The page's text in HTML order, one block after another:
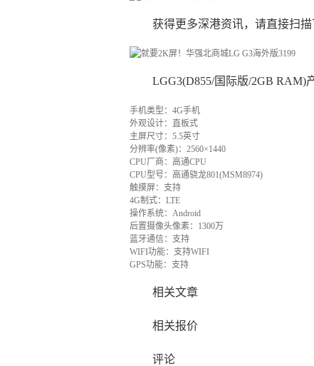
获得更多深港资讯，请直接扫描
LGG3(D855/国际版/2GB RAM)
手机类型：4G手机
外观设计：直板式
主屏尺寸：5.5英寸
分辨率(像素)：2560×1440
CPU厂商：高通CPU
CPU型号：高通骁龙801(MSM8974)
触摸屏：支持
4G制式：LTE
操作系统：Android
后置摄像头像素：1300万
蓝牙通信：支持
WIFI功能：支持WIFI
GPS功能：支持
相关文章
相关报价
评论